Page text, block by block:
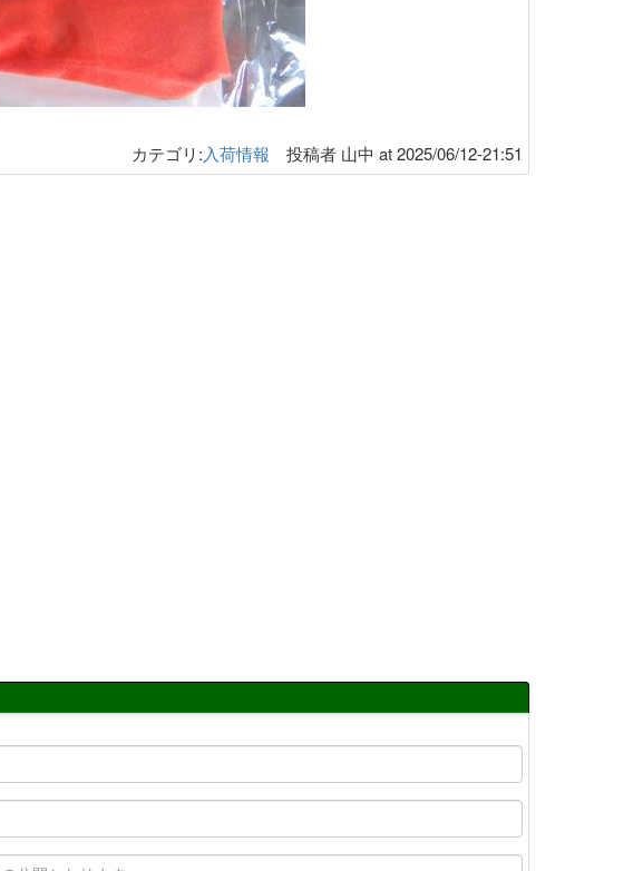
カテゴリ:入荷情報 投稿者 山中 at 2025/06/12-21:51